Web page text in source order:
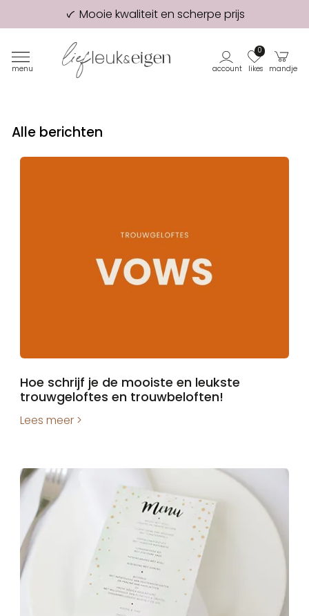
Mooie kwaliteit en scherpe prijs
98% van onze klanten beveelt ons aan!
Eerste proefdruk GRATIS
menu account likes
0
mandje
Alle berichten
Hoe schrijf je de mooiste en leukste
trouwgeloftes en trouwbeloften!
Lees meer >